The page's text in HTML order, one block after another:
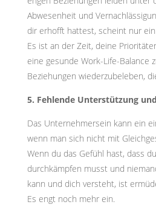
Abwesenheit und
dir erhofft hattest, scheint nur
Es ist an der Zeit, deine
eine gesunde Work-Life-Balance
Beziehungen wiederzubeleben,
5. Fehlende Unterstützung
Das Unternehmersein kann ein
wenn man sich nicht mit
Wenn du das Gefühl hast, dass
durchkämpfen musst und
kann und dich versteht, ist
Es engt noch mehr ein.